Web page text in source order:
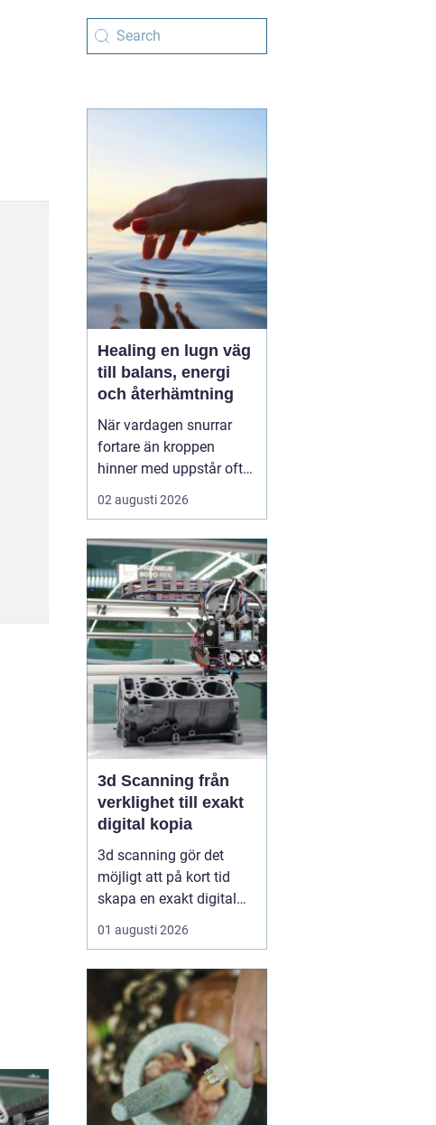
Healing en lugn väg
till balans, energi
och återhämtning
När vardagen snurrar
fortare än kroppen
hinner med uppstår ofta
spänningar, oro och
trötthet som inte går att
Många börjar då söka
efter metoder som kan
skapa lugn på djupet,
inte bara i tankarna utan
också i kroppen. I den
sökn...
02 augusti 2026
3d Scanning från
verklighet till exakt
digital kopia
3d scanning gör det
möjligt att på kort tid
skapa en exakt digital
kopia av nästan vad
som helst: en liten detalj,
eller en hel fabrik.
Tekniken används i dag
inom industri, bygg,
fastigheter, kulturarv och
infrastruktur för at...
01 augusti 2026